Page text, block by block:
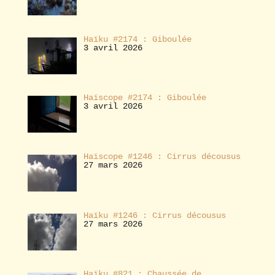
Haïku #2174 : Giboulée
3 avril 2026
Haïscope #2174 : Giboulée
3 avril 2026
Haïscope #1246 : Cirrus décousus
27 mars 2026
Haïku #1246 : Cirrus décousus
27 mars 2026